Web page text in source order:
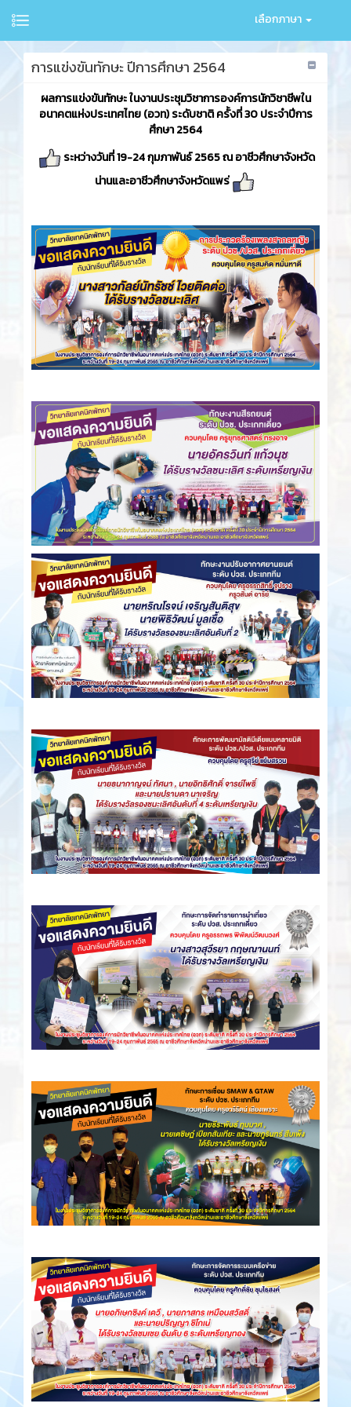
เลือกภาษา
การแข่งขันทักษะ ปีการศึกษา 2564
ผลการแข่งขันทักษะ ในงานประชุมวิชาการองค์การนักวิชาชีพใน
อนาคตแห่งประเทศไทย (อวท) ระดับชาติ ครั้งที่ 30 ประจำปีการ
ศึกษา 2564
ระหว่างวันที่ 19-24 กุมภาพันธ์ 2565 ณ อาชีวศึกษาจังหวัด
น่านและอาชีวศึกษาจังหวัดแพร่